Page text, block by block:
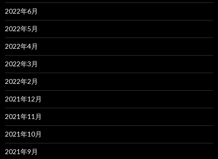
2022年6月
2022年5月
2022年4月
2022年3月
2022年2月
2021年12月
2021年11月
2021年10月
2021年9月